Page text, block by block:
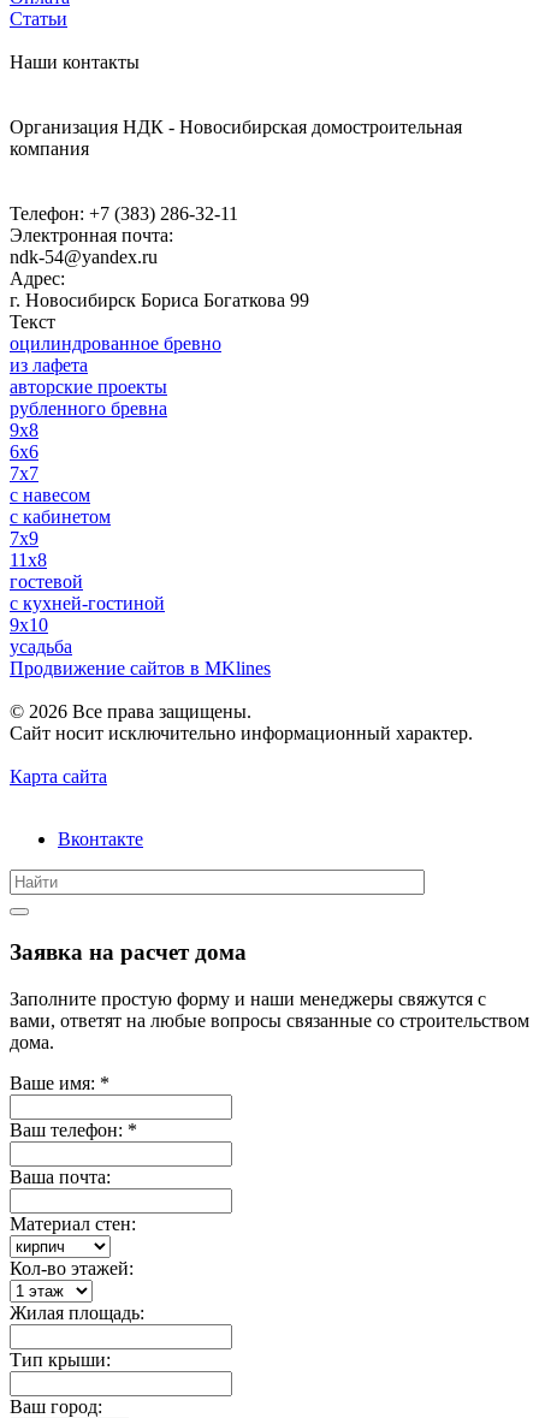
Статьи
Наши контакты
Организация НДК - Новосибирская домостроительная
компания
Телефон: +7 (383) 286-32-11
Электронная почта:
ndk-54@yandex.ru
Адрес:
г. Новосибирск Бориса Богаткова 99
Текст
оцилиндрованное бревно
из лафета
авторские проекты
рубленного бревна
9x8
6x6
7x7
c навесом
с кабинетом
7x9
11x8
гостевой
с кухней-гостиной
9x10
усадьба
Продвижение сайтов в MKlines
© 2026 Все права защищены.
Сайт носит исключительно информационный характер.
Карта сайта
Вконтакте
Заявка на расчет дома
Заполните простую форму и наши менеджеры свяжутся с
вами, ответят на любые вопросы связанные со строительством
дома.
Ваше имя: *
Ваш телефон: *
Ваша почта:
Материал стен:
Кол-во этажей:
Жилая площадь:
Тип крыши:
Ваш город: